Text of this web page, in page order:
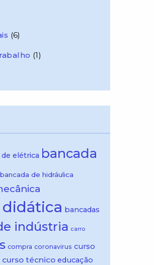
(6)
(1)
elétrica bancada
bancada de hidráulica
bancadas
indústria carro
compra coronavirus curso
curso técnico educação